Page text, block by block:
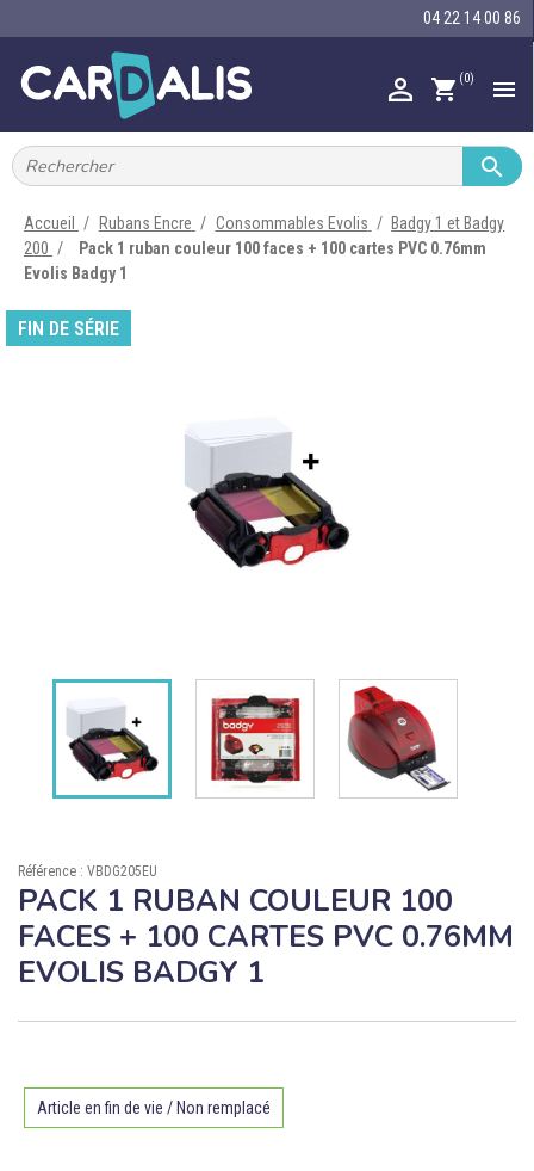
04 22 14 00 86
 shopping_cart (0) 
IMPRIMANTES À BADGES 
CARTE ET BADGE
PORTE-BADGE
Compte client
Support
Contact

Accueil Rubans Encre Consommables Evolis
Badgy 1 et Badgy
200
Pack 1 ruban couleur 100 faces + 100 cartes PVC 0.76mm
Evolis Badgy 1
FIN DE SÉRIE
Référence : VBDG205EU
PACK 1 RUBAN COULEUR 100
FACES + 100 CARTES PVC 0.76MM
EVOLIS BADGY 1
Article en fin de vie / Non remplacé